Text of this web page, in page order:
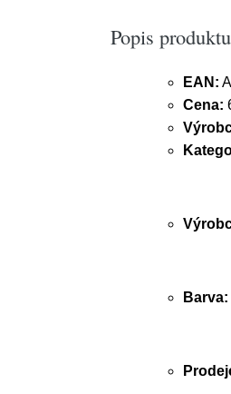
Popis
EAN:
Cena:
Barva: